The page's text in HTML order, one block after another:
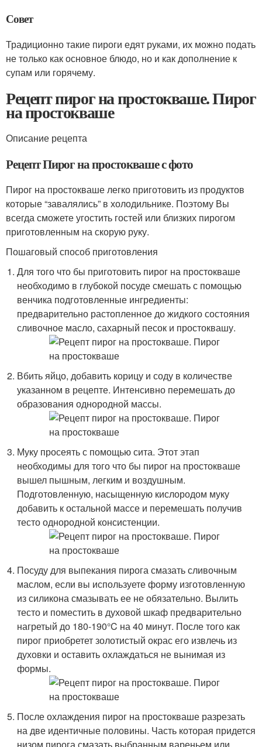
Совет
Традиционно такие пироги едят руками, их можно подать
не только как основное блюдо, но и как дополнение к
супам или горячему.
Рецепт пирог на простокваше. Пирог
на простокваше
Описание рецепта
Рецепт Пирог на простокваше с фото
Пирог на простокваше легко приготовить из продуктов
которые “завалялись” в холодильнике. Поэтому Вы
всегда сможете угостить гостей или близких пирогом
приготовленным на скорую руку.
Пошаговый способ приготовления
Для того что бы приготовить пирог на простокваше
необходимо в глубокой посуде смешать с помощью
венчика подготовленные ингредиенты:
предварительно растопленное до жидкого состояния
сливочное масло, сахарный песок и простоквашу.
Вбить яйцо, добавить корицу и соду в количестве
указанном в рецепте. Интенсивно перемешать до
образования однородной массы.
Муку просеять с помощью сита. Этот этап
необходимы для того что бы пирог на простокваше
вышел пышным, легким и воздушным.
Подготовленную, насыщенную кислородом муку
добавить к остальной массе и перемешать получив
тесто однородной консистенции.
Посуду для выпекания пирога смазать сливочным
маслом, если вы используете форму изготовленную
из силикона смазывать ее не обязательно. Вылить
тесто и поместить в духовой шкаф предварительно
нагретый до 180-190°C на 40 минут. После того как
пирог приобретет золотистый окрас его извлечь из
духовки и оставить охлаждаться не вынимая из
формы.
После охлаждения пирог на простокваше разрезать
на две идентичные половины. Часть которая придется